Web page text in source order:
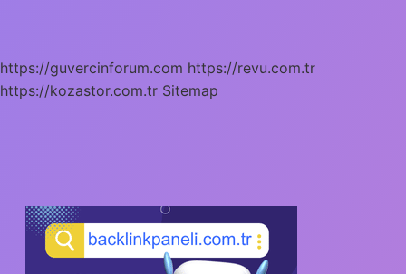
https://guvercinforum.com https://revu.com.tr
https://kozastor.com.tr Sitemap
SIDEBAR